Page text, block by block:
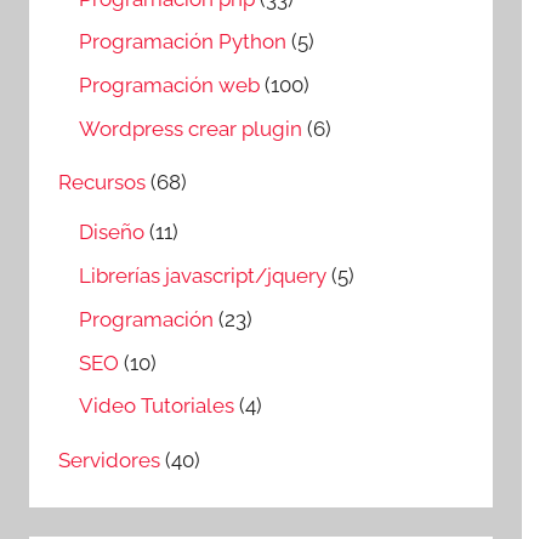
Programación Python (5)
Programación web (100)
Wordpress crear plugin (6)
Recursos (68)
Diseño (11)
Librerías javascript/jquery (5)
Programación (23)
SEO (10)
Video Tutoriales (4)
Servidores (40)